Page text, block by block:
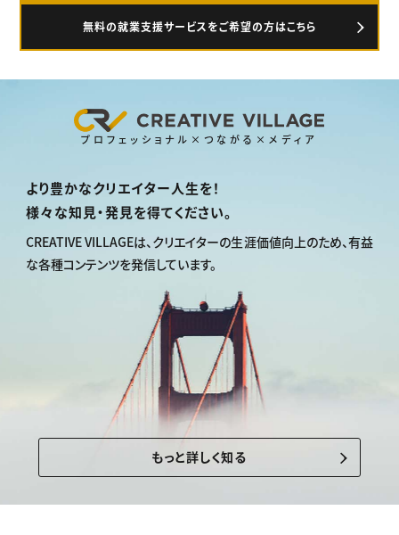
無料の就業支援サービスをご希望の方はこちら
プロフェッショナル×つながる×メディア
より豊かなクリエイター人生を！
様々な知見・発見を得てください。
CREATIVE VILLAGEは、 クリエイターの生涯価値向上のため、有益
な各種コンテンツを発信しています。
もっと詳しく知る